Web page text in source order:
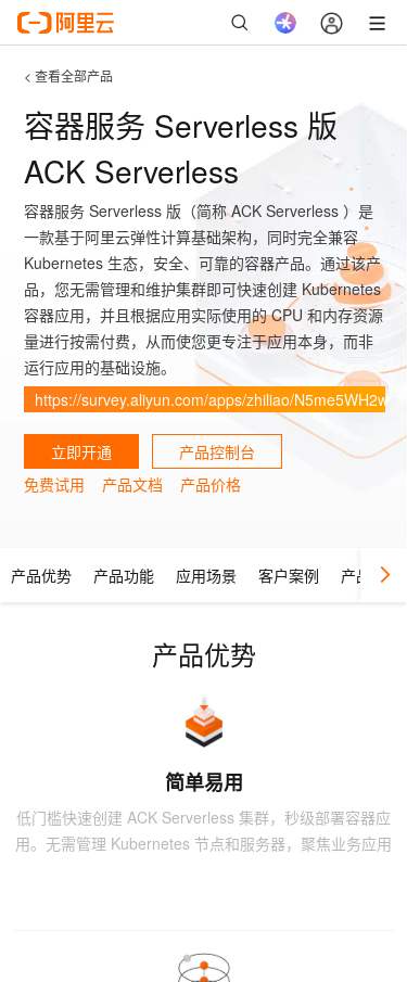
< 查看全部产品
容器服务 Serverless 版
ACK Serverless
容器服务 Serverless 版（简称 ACK Serverless ）是
一款基于阿里云弹性计算基础架构，同时完全兼容
Kubernetes 生态，安全、可靠的容器产品。通过该产
品，您无需管理和维护集群即可快速创建 Kubernetes
容器应用，并且根据应用实际使用的 CPU 和内存资源
量进行按需付费，从而使您更专注于应用本身，而非
运行应用的基础设施。
https://survey.aliyun.com/apps/zhiliao/N5me5WH2w
立即开通
产品控制台
免费试用
产品文档 产品价格
产品优势 产品功能 应用场景 客户案例 产品动态
产品优势
简单易用
低门槛快速创建 ACK Serverless 集群，秒级部署容器应
用。无需管理 Kubernetes 节点和服务器，聚焦业务应用